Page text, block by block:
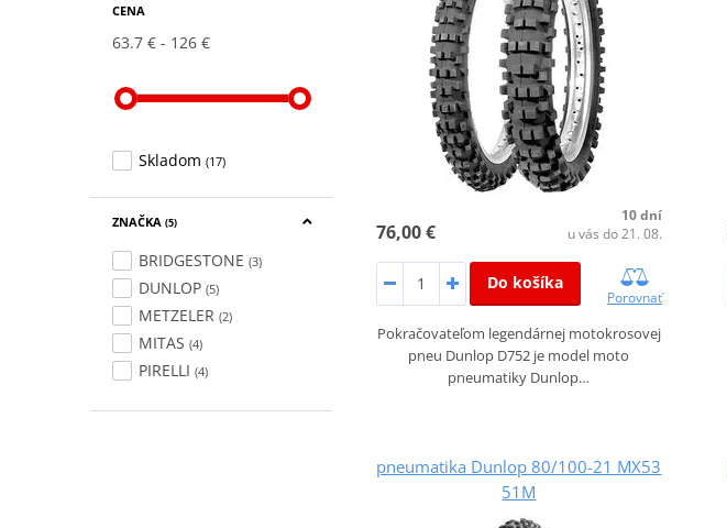
CENA
63.7 € 126 €
Skladom (17)
ZNAČKA (5)
BRIDGESTONE (3)
DUNLOP (5)
METZELER (2)
MITAS (4)
PIRELLI (4)
76,00 €
10 dní
u vás do 21. 08.
Do košíka
Porovnať
Pokračovateľom legendárnej motokrosovej
pneu Dunlop D752 je model moto
pneumatiky Dunlop…
pneumatika Dunlop 80/100-21 MX53
51M